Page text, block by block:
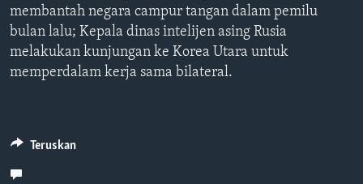
membantah negara campur tangan dalam pemilu
bulan lalu; Kepala dinas intelijen asing Rusia
melakukan kunjungan ke Korea Utara untuk
memperdalam kerja sama bilateral.
Teruskan